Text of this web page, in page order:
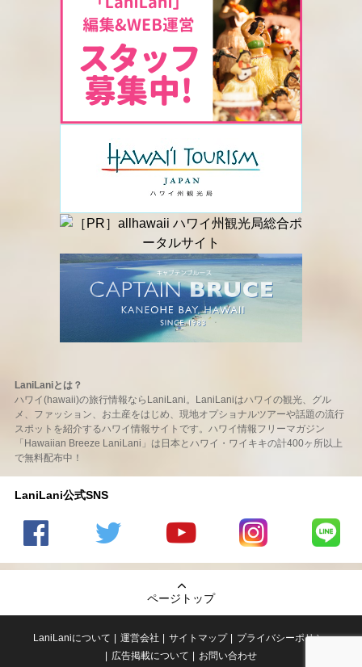
LaniLaniとは？
ハワイ(hawaii)の旅行情報ならLaniLani。LaniLaniはハワイの観光、グル
メ、ファッション、お土産をはじめ、現地オプショナルツアーや話題の流行
スポットを紹介するハワイ情報サイトです。ハワイ情報フリーマガジン
「Hawaiian Breeze LaniLani」は日本とハワイ・ワイキキの計400ヶ所以上
で無料配布中！
LaniLani公式SNS
の
のtwitter
の
Youtube
チャンネ
ページトップ
LaniLaniについて 運営会社 サイトマップ
プライバシーポリシー
広告掲載について
お問い合わせ